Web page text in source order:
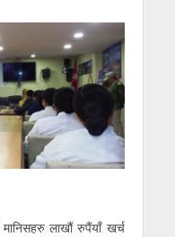
मानिसहरु लाखौं रुपैंयाँ खर्च